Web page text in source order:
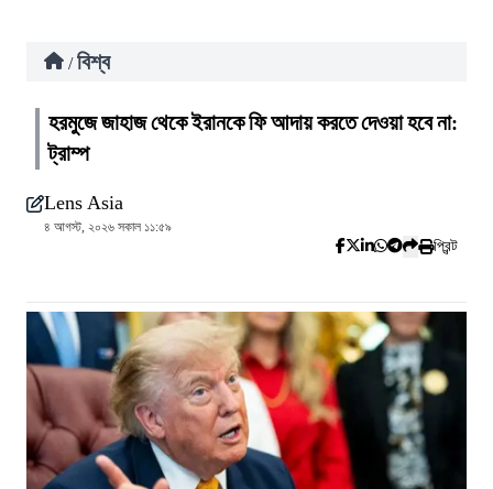
/ বিশ্ব
হরমুজে জাহাজ থেকে ইরানকে ফি আদায় করতে দেওয়া হবে না:
ট্রাম্প
Lens Asia
৪ আগস্ট, ২০২৬ সকাল ১১:৫৯
প্রিন্ট